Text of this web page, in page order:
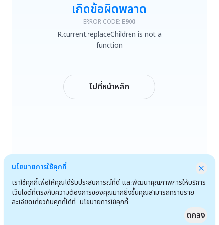
R.current.replaceChildren is not a function
เกิดข้อผิดพลาด
ERROR CODE: E900
R.current.replaceChildren is not a
function
ไปที่หน้าหลัก
นโยบายการใช้คุกกี้
เราใช้คุกกี้เพื่อให้คุณได้รับประสบการณ์ที่ดี และพัฒนาคุณภาพการให้บริการ
เว็บไซต์ที่ตรงกับความต้องการของคุณมากยิ่งขึ้นคุณสามารถทราบราย
ละเอียดเกี่ยวกับคุกกี้ได้ที่ นโยบายการใช้คุกกี้
ตกลง